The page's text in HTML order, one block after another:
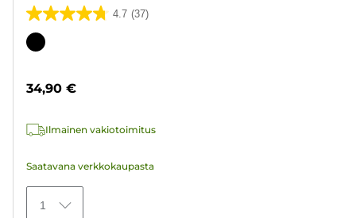
4.7 (37)
4.7/5
tähteä.
Värikasetti
34,90 €
Ilmainen vakiotoimitus
Saatavana verkkokaupasta
1